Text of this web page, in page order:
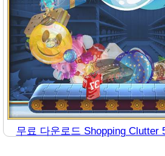
무료 다운로드 Shopping Clutter